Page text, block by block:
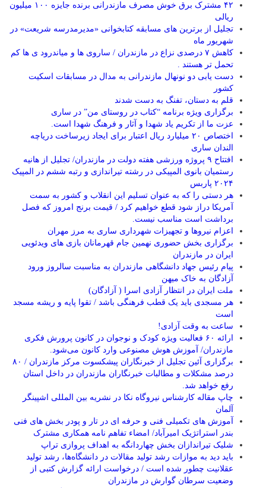
۴۲ مشترک برق خوش مصرف مازندرانی برنده جایزه ۱۰۰ میلیون
ریالی
تجلیل از برترین های مسابقه کتابخوانی «مدیرمدرسه شریعت» در
شهریور ماه
کاهش ۷ درصدی نزاع در مازندران / ساروی ها و میاندرود ی ها کم
تحمل تر هستند‌ .
دست یابی دو نونهال مازندرانی به مدال در مسابقات اسکیت
کشور
قلم به دستان، تفنگ به دست شدند
برگزاری ویژه برنامه “کتاب در روستای من” در ساری
عزت ما از تکریم یاد شهدا و آثار و فرهنگ شهدا است.
اختصاص ۲۰ میلیارد ریال اعتبار برای ایجاد زیرساخت دریاچه
الندان ساری
افتتاح ۹ پروژه ورزشی هفته دولت در مازندران/ تجلیل از هانیه
رستمیان بانوی المپیکی در رشته تیراندازی و رتبه ششم در المپیک
۲۰۲۴ پاربس
هر دستی را که به عنوان تسلیم این انقلاب و کشور به سمت
آمريکا دراز شود قطع خواهیم کرد / قیمت برنج امروز که فصل
برداشت است مناسب نیست.
اعزام نیروها و تجهیزات شهرداری ساری به مرز مهران
برگزاری بخش حضوری نهمین جام قهرمانان بازی های ویدئویی
ایران در مازندران
پیام رئیس جهاد دانشگاهی مازندران به مناسبت سالروز ورود
آزادگان به خاک میهن
ملت ایران در انتظار آزادی اسرا ( آزادگان)
هر مسجدی باید یک قطب فرهنگی باشد / تقوا پایه و ریشه مسجد
است
ساعت به وقت آزادی!
ارائه ۶۰ فعالیت ویژه کودک و نوجوان در کانون پرورش فکری
مازندران/ آموزش هوش مصنوعی وارد کانون می‌شود.
برگزاری آئین تجلیل از خبرنگاران پیشکسوت مرکز مازندران / ۸۰
درصد مشکلات و مطالبات خبرنگاران مازندران در داخل استان
رفع خواهد شد.
چاپ مقاله کارشناس نيروگاه نكا در نشریه بین المللی اشپینگر
آلمان
آموزش های تکمیلی فنی و حرفه ای در تار و پودر بخش های فنی
بندر استراتژیک امیرآباد/ امضاء تفاهم نامه همکاری مشترک
شلیک تیراندازان بخش چهاردانگه به اهداف پروازی تراپ
باید دید به موازات رشد تولید مقالات در دانشگاه‌ها، رشد تولید
عقلانیت چطور شده است / درخواست ارائه گزارش کتبی از
وضعیت سرطان گوارش در مازندران